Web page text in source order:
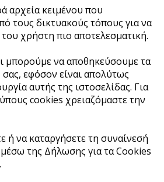
αρχεία κειμένου που
τους δικτυακούς τόπους για να
χρήστη πιο αποτελεσματική.
μπορούμε να αποθηκεύσουμε τα
εφόσον είναι απολύτως
αυτής της ιστοσελίδας. Για
cookies χρειαζόμαστε την
ή να καταργήσετε τη συναίνεσή
της Δήλωσης για τα Cookies